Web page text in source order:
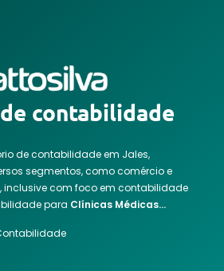
contabilidade
de contabilidade em Jales,
segmentos, como comércio e
inclusive com foco em contabilidade
para Clínicas Médicas…